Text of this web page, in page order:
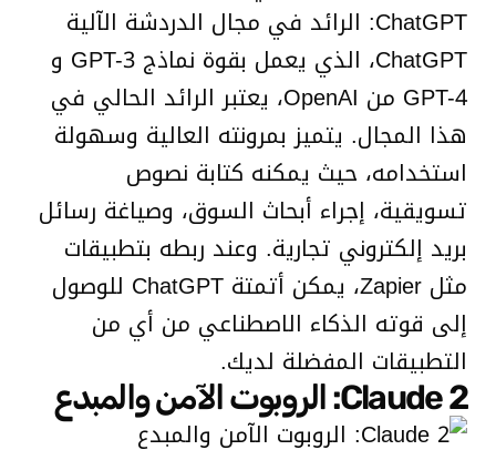
ChatGPT: الرائد في مجال الدردشة الآلية
ChatGPT، الذي يعمل بقوة نماذج GPT-3 و
GPT-4 من OpenAI، يعتبر الرائد الحالي في
هذا المجال. يتميز بمرونته العالية وسهولة
استخدامه، حيث يمكنه كتابة نصوص
تسويقية، إجراء أبحاث السوق، وصياغة رسائل
بريد إلكتروني تجارية. وعند ربطه بتطبيقات
مثل Zapier، يمكن أتمتة ChatGPT للوصول
إلى قوته الذكاء الاصطناعي من أي من
التطبيقات المفضلة لديك.
Claude 2: الروبوت الآمن والمبدع